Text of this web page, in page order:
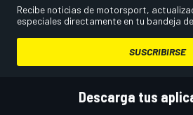
Recibe noticias de motorsport,
especiales directamente en tu bandeja
SUSCRIBIRSE
Descarga tus